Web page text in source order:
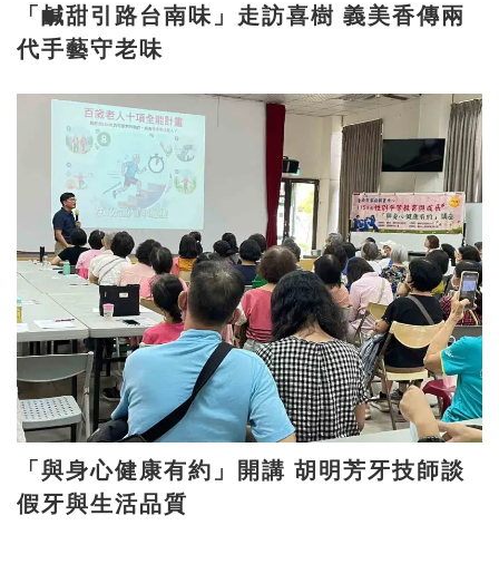
「鹹甜引路台南味」走訪喜樹 義美香傳兩
代手藝守老味
「與身心健康有約」開講 胡明芳牙技師談
假牙與生活品質